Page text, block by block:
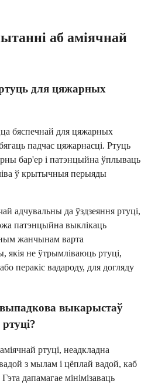
аб аміячнай
для цяжарных
бяспечнай для цяжарных
падчас цяжарнасці. Ртуць
бар'ер і патэнцыйна ўплываць
ў крытычныя перыяды
адчувальны да ўздзеяння ртуці,
патэнцыйна выклікаць
жанчынам варта
якія не ўтрымліваюць ртуці,
перакіс вадароду, для догляду
выкарыстаў
ртуці, неадкладна
з мылам і цёплай вадой, каб
дапамагае мінімізаваць